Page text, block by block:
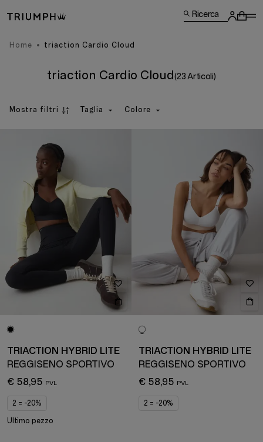
Ricerca
Home triaction Cardio Cloud
triaction Cardio Cloud(23 Articoli)
Mostra filtri Taglia Colore
TRIACTION HYBRID LITE
REGGISENO SPORTIVO
€ 58,95
2 = -20%
Ultimo pezzo
TRIACTION HYBRID LITE
REGGISENO SPORTIVO
€ 58,95
2 = -20%